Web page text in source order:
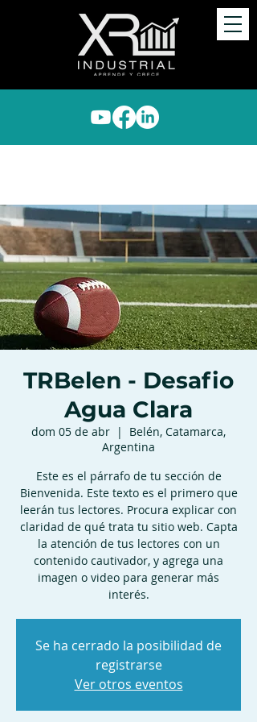
TRBelen - Desafio
Agua Clara
dom 05 de abr
  |
Belén, Catamarca,
Argentina
Este es el párrafo de tu sección de
Bienvenida. Este texto es el primero que
leerán tus lectores. Procura explicar con
claridad de qué trata tu sitio web. Capta
la atención de tus lectores con un
contenido cautivador, y agrega una
imagen o video para generar más
interés.
Se ha cerrado la posibilidad de
registrarse
Ver otros eventos